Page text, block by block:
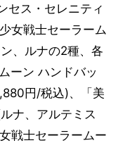
セス・セレニティ
女戦士セーラーム
、ルナの2種、各
ーン ハンドバッ
円/税込)、「美
ナ、アルテミス
戦士セーラームー